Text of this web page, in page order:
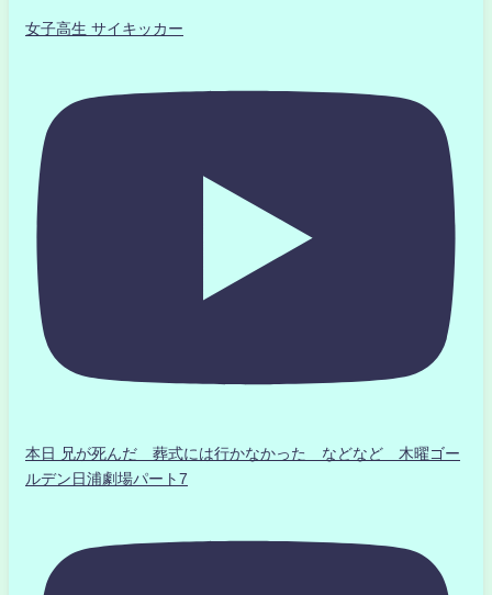
女子高生 サイキッカー
本日 兄が死んだ 葬式には行かなかった などなど 木曜ゴー
ルデン日浦劇場パート7